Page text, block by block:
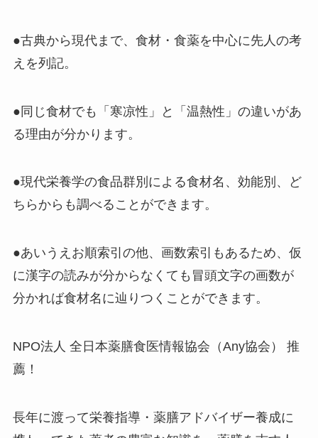
●古典から現代まで、食材・食薬を中心に先人の考
えを列記。
●同じ食材でも「寒凉性」と「温熱性」の違いがあ
る理由が分かります。
●現代栄養学の食品群別による食材名、効能別、ど
ちらからも調べることができます。
●あいうえお順索引の他、画数索引もあるため、仮
に漢字の読みが分からなくても冒頭文字の画数が
分かれば食材名に辿りつくことができます。
NPO法人 全日本薬膳食医情報協会（Any協会） 推
薦！
長年に渡って栄養指導・薬膳アドバイザー養成に